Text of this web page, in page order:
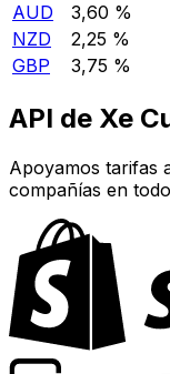
AUD
3,60 %
NZD
2,25 %
GBP
3,75 %
API de Xe
Apoyamos tarifas
compañías en